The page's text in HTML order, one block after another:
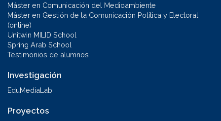
Máster en Comunicación del Medioambiente
Máster en Gestión de la Comunicación Política y Electoral
(online)
Unitwin MILID School
Spring Arab School
Testimonios de alumnos
Investigación
EduMediaLab
Proyectos